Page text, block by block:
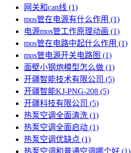
网关和can线 (1)
mos管在电源有什么作用 (1)
电源mos管工作原理动画 (1)
mos管在电路中起什么作用 (1)
mos管电源开关电路图 (1)
面壁小钢炮模型怎么做 (1)
开疆智能技术有限公司 (5)
开疆智能KJ-PNG-208 (5)
开疆科技有限公司 (5)
热泵空调全面清洗 (1)
热泵空调全面启动 (1)
热泵空调优缺点 (1)
热泵空调和普通空调哪个好 (1)